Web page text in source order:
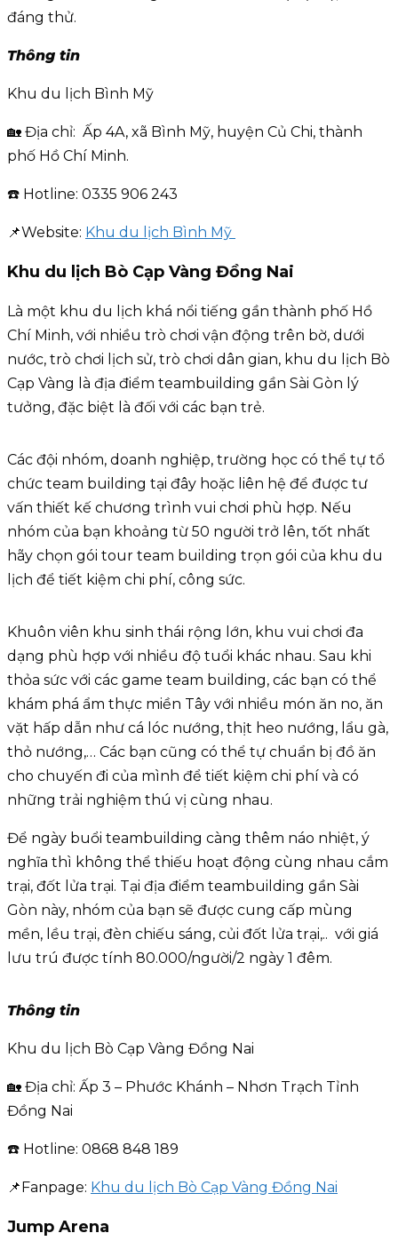
đáng thử.
Thông tin
Khu du lịch Bình Mỹ
🏡 Địa chỉ: Ấp 4A, xã Bình Mỹ, huyện Củ Chi, thành
phố Hồ Chí Minh.
☎️ Hotline: 0335 906 243
📌Website: Khu du lịch Bình Mỹ
Khu du lịch Bò Cạp Vàng Đồng Nai
Là một khu du lịch khá nổi tiếng gần thành phố Hồ
Chí Minh, với nhiều trò chơi vận động trên bờ, dưới
nước, trò chơi lịch sử, trò chơi dân gian, khu du lịch Bò
Cạp Vàng là địa điểm teambuilding gần Sài Gòn lý
tưởng, đặc biệt là đối với các bạn trẻ.
Các đội nhóm, doanh nghiệp, trường học có thể tự tổ
chức team building tại đây hoặc liên hệ để được tư
vấn thiết kế chương trình vui chơi phù hợp. Nếu
nhóm của bạn khoảng từ 50 người trở lên, tốt nhất
hãy chọn gói tour team building trọn gói của khu du
lịch để tiết kiệm chi phí, công sức.
Khuôn viên khu sinh thái rộng lớn, khu vui chơi đa
dạng phù hợp với nhiều độ tuổi khác nhau. Sau khi
thỏa sức với các game team building, các bạn có thể
khám phá ẩm thực miền Tây với nhiều món ăn no, ăn
vặt hấp dẫn như cá lóc nướng, thịt heo nướng, lẩu gà,
thỏ nướng,… Các bạn cũng có thể tự chuẩn bị đồ ăn
cho chuyến đi của mình để tiết kiệm chi phí và có
những trải nghiệm thú vị cùng nhau.
Để ngày buổi teambuilding càng thêm náo nhiệt, ý
nghĩa thì không thể thiếu hoạt động cùng nhau cắm
trại, đốt lửa trại. Tại địa điểm teambuilding gần Sài
Gòn này, nhóm của bạn sẽ được cung cấp mùng
mền, lều trại, đèn chiếu sáng, củi đốt lửa trại,.. với giá
lưu trú được tính 80.000/người/2 ngày 1 đêm.
Thông tin
Khu du lịch Bò Cạp Vàng Đồng Nai
🏡 Địa chỉ: Ấp 3 – Phước Khánh – Nhơn Trạch Tỉnh
Đồng Nai
☎️ Hotline: 0868 848 189
📌Fanpage: Khu du lịch Bò Cạp Vàng Đồng Nai
Jump Arena